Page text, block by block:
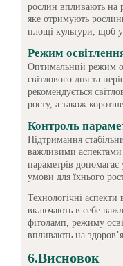
рослин впливають на
яке отримують
площі культури, щоб
Режим
Оптимальний режим
світлового дня та
рекомендується
росту, а також
Контроль
Підтримання
важливими аспектами
параметрів
умови для їхнього
Технологічні аспекти
включають в себе
фітоламп, режиму
впливають на
6.Висновок